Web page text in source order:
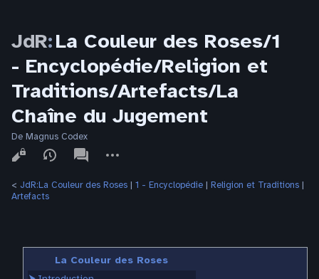
JdR:La Couleur des Roses/1
- Encyclopédie/Religion et
Traditions/Artefacts/La
Chaîne du Jugement
De Magnus Codex
Affichages
associated-
pages
actions
< JdR:La Couleur des Roses ‎ | 1 - Encyclopédie ‎ | Religion et Traditions ‎ |
Artefacts
La Couleur des Roses